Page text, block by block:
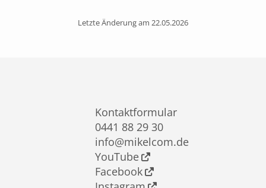
Letzte Änderung am 22.05.2026
Kontaktformular
0441 88 29 30
info@mikelcom.de
YouTube
Facebook